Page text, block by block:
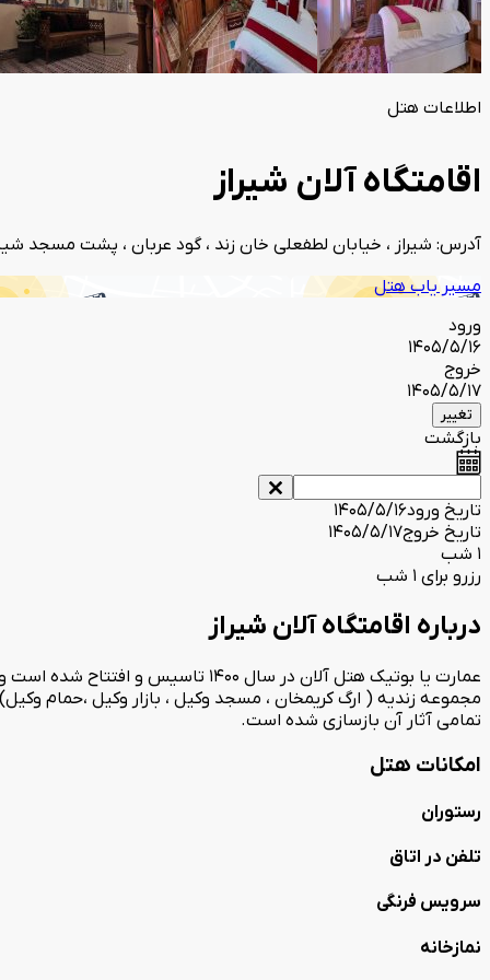
اطلاعات هتل
اقامتگاه آلان شیراز
آدرس: شیراز ، خیابان لطفعلی خان زند ، گود عربان ، پشت مسجد
مسیر یاب هتل
ورود
1405/5/16
خروج
1405/5/17
تغییر
بازگشت
تاریخ ورود1405/5/16
تاریخ خروج1405/5/17
1 شب
رزرو برای 1 شب
درباره اقامتگاه آلان شیراز
عمارت یا بوتیک هتل آلان در سال
مجموعه زندیه ( ارگ کریمخان ، مسجد وکیل ، بازار وکیل ،حمام
تمامی آثار آن بازسازی شده است.
امکانات هتل
رستوران
تلفن در اتاق
سرویس فرنگی
نمازخانه